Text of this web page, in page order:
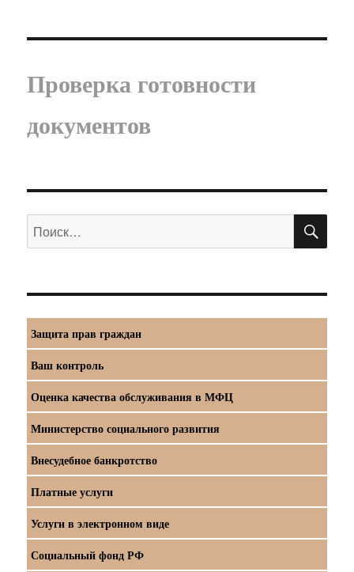
Проверка готовности
документов
Искать:
Защита прав граждан
Ваш контроль
Оценка качества обслуживания в МФЦ
Министерство социального развития
Внесудебное банкротство
Платные услуги
Услуги в электронном виде
Социальный фонд РФ